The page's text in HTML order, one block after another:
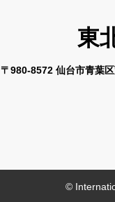
東
〒980-8572 仙台市青葉
©